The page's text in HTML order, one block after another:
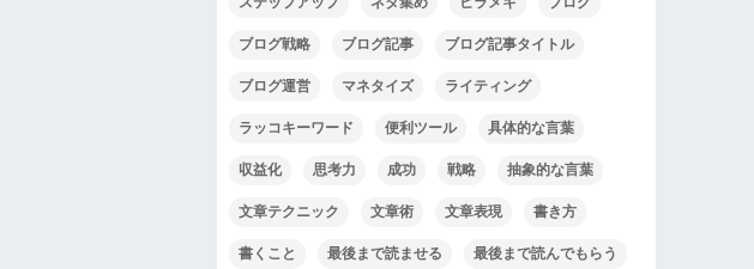
ブログ戦略 ブログ記事 ブログ記事タイトル
ブログ運営 マネタイズ ライティング
ラッコキーワード 便利ツール 具体的な言葉
収益化 思考力 成功 戦略 抽象的な言葉
文章テクニック 文章術 文章表現 書き方
書くこと 最後まで読ませる 最後まで読んでもらう